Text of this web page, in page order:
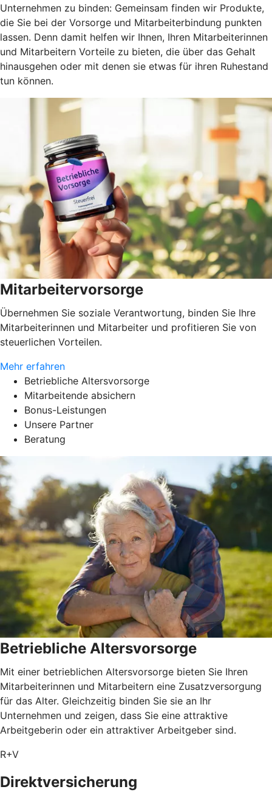
Unternehmen zu binden: Gemeinsam finden wir Produkte,
die Sie bei der Vorsorge und Mitarbeiterbindung punkten
lassen. Denn damit helfen wir Ihnen, Ihren Mitarbeiterinnen
und Mitarbeitern Vorteile zu bieten, die über das Gehalt
hinausgehen oder mit denen sie etwas für ihren Ruhestand
tun können.
Mitarbeitervorsorge
Übernehmen Sie soziale Verantwortung, binden Sie Ihre
Mitarbeiterinnen und Mitarbeiter und profitieren Sie von
steuerlichen Vorteilen.
Mehr erfahren
Betriebliche Altersvorsorge
Mitarbeitende absichern
Bonus-Leistungen
Unsere Partner
Beratung
Betriebliche Altersvorsorge
Mit einer betrieblichen Altersvorsorge bieten Sie Ihren
Mitarbeiterinnen und Mitarbeitern eine Zusatzversorgung
für das Alter. Gleichzeitig binden Sie sie an Ihr
Unternehmen und zeigen, dass Sie eine attraktive
Arbeitgeberin oder ein attraktiver Arbeitgeber sind.
R+V
Direktversicherung